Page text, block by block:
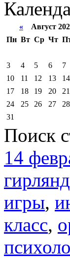
« Август
Пн Вт Ср Чт
3
4 5 6 7
10
11 12 13 14
17
18 19 20 21
24
25 26 27 28
31
Поиск
14
игры,
класс,